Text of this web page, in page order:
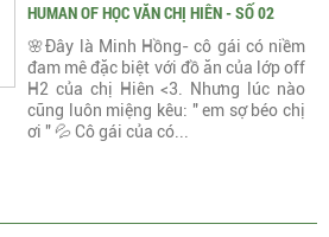
HUMAN OF HỌC VĂN CHỊ HIÊN - SỐ 02
🌸Đây là Minh Hồng- cô gái có niềm
đam mê đặc biệt với đồ ăn của lớp off
H2 của chị Hiên <3. Nhưng lúc nào
cũng luôn miệng kêu: " em sợ béo chị
ơi " 💦 Cô gái của có...